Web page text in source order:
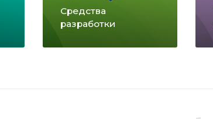
Средства
разработки